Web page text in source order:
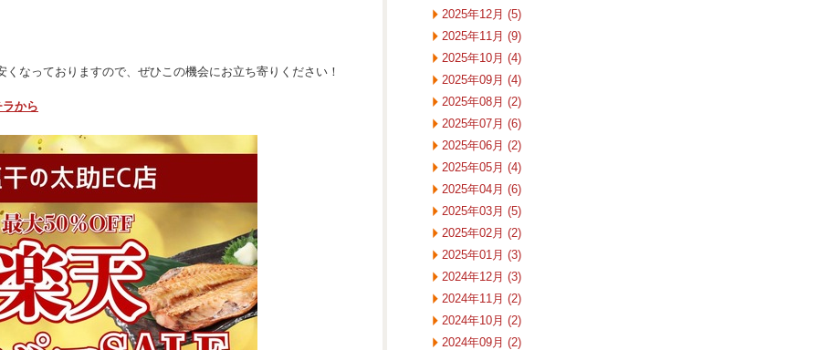
なっておりますので、ぜひこの機会にお立ち寄りください！
から
2025年12月 (5)
2025年11月 (9)
2025年10月 (4)
2025年09月 (4)
2025年08月 (2)
2025年07月 (6)
2025年06月 (2)
2025年05月 (4)
2025年04月 (6)
2025年03月 (5)
2025年02月 (2)
2025年01月 (3)
2024年12月 (3)
2024年11月 (2)
2024年10月 (2)
2024年09月 (2)